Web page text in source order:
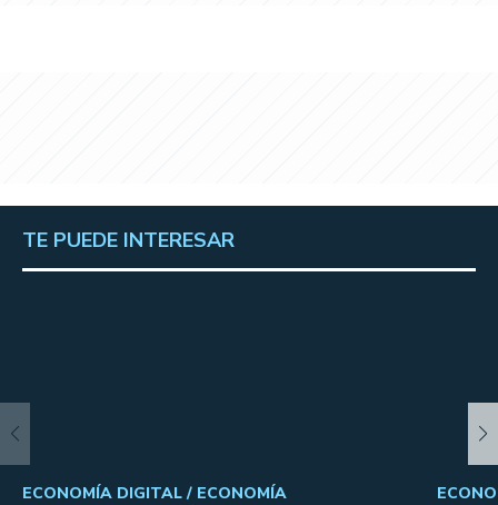
TE PUEDE INTERESAR
ECONOMÍA DIGITAL / ECONOMÍA